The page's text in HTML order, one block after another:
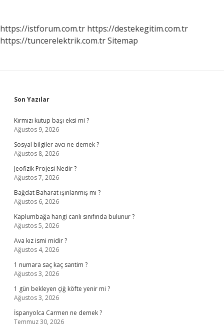
https://istforum.com.tr https://destekegitim.com.tr
https://tuncerelektrik.com.trSitemap
Sidebar
Son Yazılar
Kırmızı kutup başı eksi mi ?
Ağustos 9, 2026
Sosyal bilgiler avcı ne demek ?
Ağustos 8, 2026
Jeofizik Projesi Nedir ?
Ağustos 7, 2026
Bağdat Baharat ışınlanmış mı ?
Ağustos 6, 2026
Kaplumbağa hangi canlı sınıfında bulunur ?
Ağustos 5, 2026
Ava kız ismi midir ?
Ağustos 4, 2026
1 numara saç kaç santim ?
Ağustos 3, 2026
1 gün bekleyen çiğ köfte yenir mi ?
Ağustos 3, 2026
İspanyolca Carmen ne demek ?
Temmuz 30, 2026